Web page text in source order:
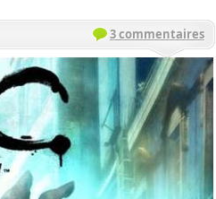
3 commentaires